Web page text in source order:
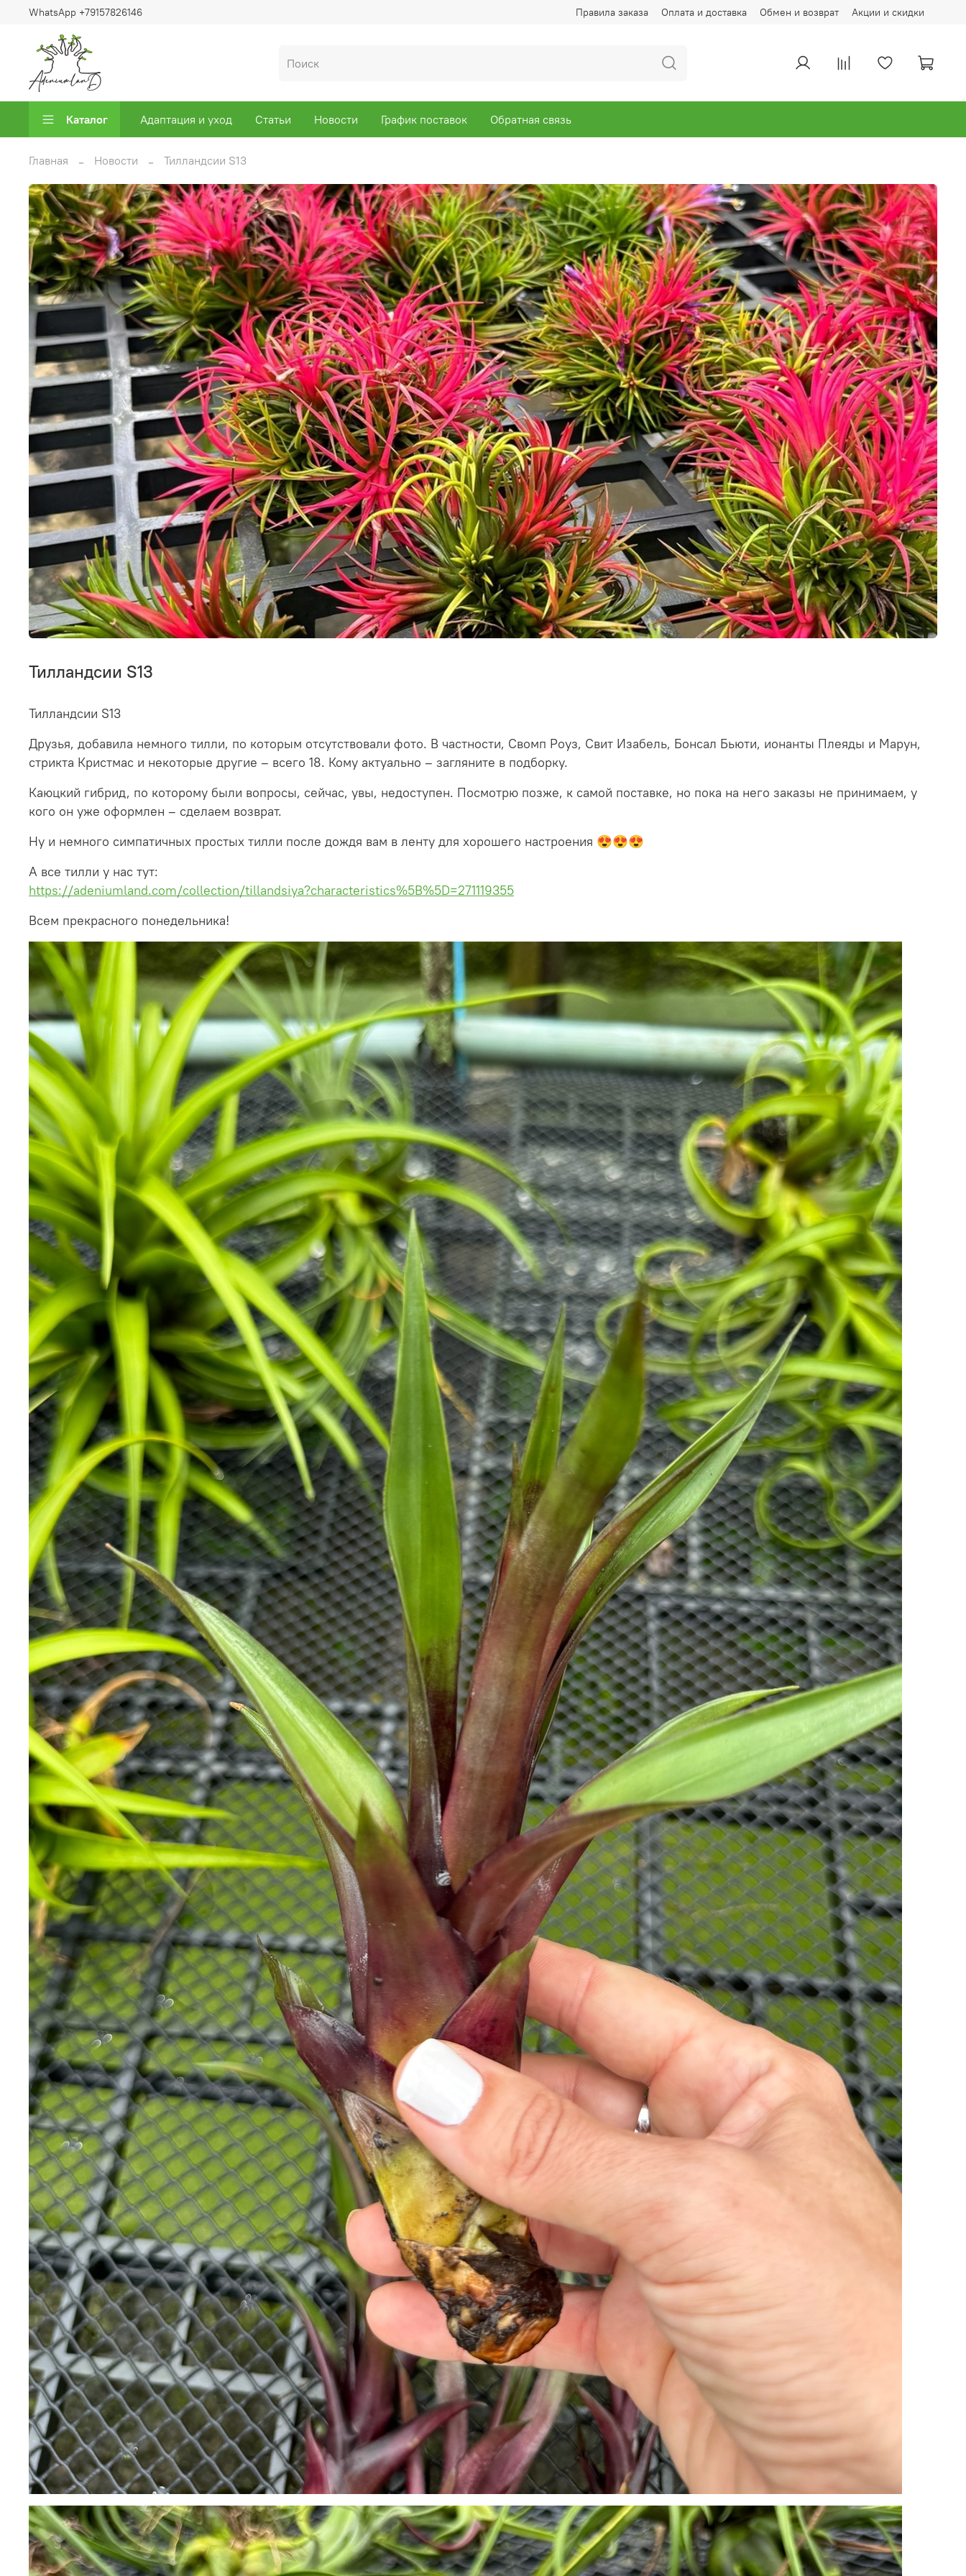
Правила заказа Оплата и доставка Обмен и возврат Акции и скидки
WhatsApp +79157826146
Каталог Адаптация и уход Статьи Новости График поставок Обратная связь
Главная Новости Тилландсии S13
Тилландсии S13
Тилландсии S13
Друзья, добавила немного тилли, по которым отсутствовали фото. В частности, Свомп Роуз, Свит Изабель, Бонсал Бьюти, ионанты Плеяды и Марун,
стрикта Кристмас и некоторые другие – всего 18. Кому актуально – загляните в подборку.
Каюцкий гибрид, по которому были вопросы, сейчас, увы, недоступен. Посмотрю позже, к самой поставке, но пока на него заказы не принимаем, у
кого он уже оформлен – сделаем возврат.
Ну и немного симпатичных простых тилли после дождя вам в ленту для хорошего настроения 😍😍😍
А все тилли у нас тут:
https://adeniumland.com/collection/tillandsiya?characteristics%5B%5D=271119355
Всем прекрасного понедельника!